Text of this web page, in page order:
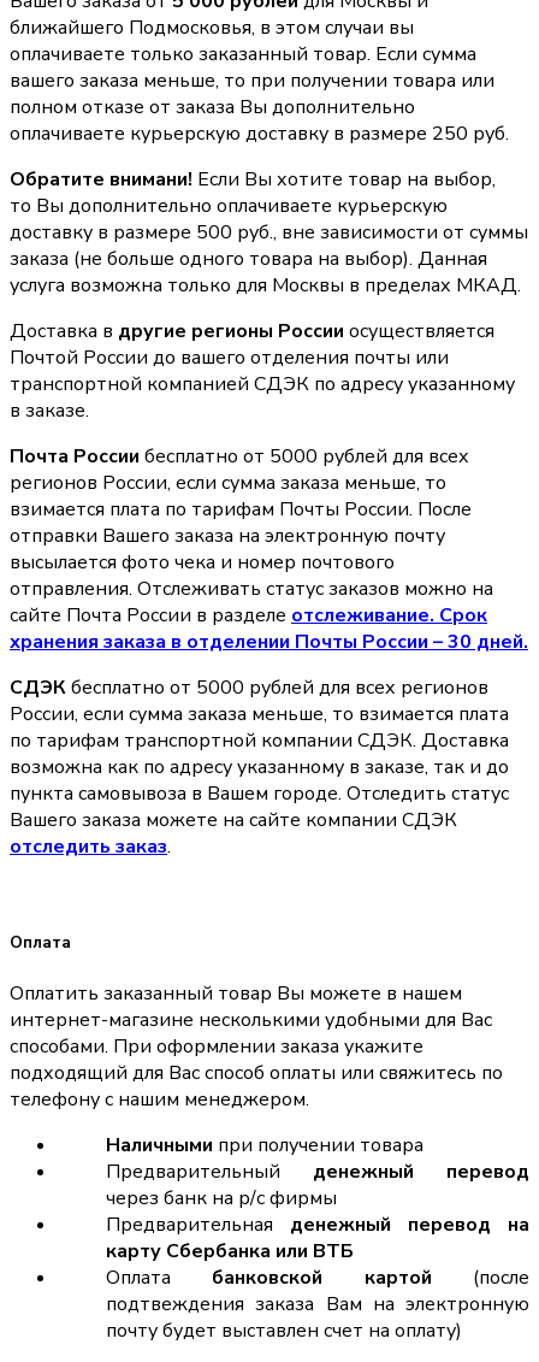
ближайшего Подмосковья, в этом случаи вы
оплачиваете только заказанный товар. Если сумма
вашего заказа меньше, то при получении товара или
полном отказе от заказа Вы дополнительно
оплачиваете курьерскую доставку в размере 250 руб.
Обратите внимани! Если Вы хотите товар на выбор,
то Вы дополнительно оплачиваете курьерскую
доставку в размере 500 руб., вне зависимости от суммы
заказа (не больше одного товара на выбор). Данная
услуга возможна только для Москвы в пределах МКАД.
Доставка в другие регионы России осуществляется
Почтой России до вашего отделения почты или
транспортной компанией СДЭК по адресу указанному
в заказе.
Почта России бесплатно от 5000 рублей для всех
регионов России, если сумма заказа меньше, то
взимается плата по тарифам Почты России. После
отправки Вашего заказа на электронную почту
высылается фото чека и номер почтового
отправления. Отслеживать статус заказов можно на
сайте Почта России в разделе oтслеживание. Срок
хранения заказа в отделении Почты России – 30 дней.
СДЭКбесплатно от 5000 рублей для всех регионов
России, если сумма заказа меньше, то взимается плата
по тарифам транспортной компании СДЭК. Доставка
возможна как по адресу указанному в заказе, так и до
пункта самовывоза в Вашем городе. Отследить статус
Вашего заказа можете на сайте компании СДЭК
отследить заказ.
Оплата
Оплатить заказанный товар Вы можете в нашем
интернет-магазине несколькими удобными для Вас
способами. При оформлении заказа укажите
подходящий для Вас способ оплаты или свяжитесь по
телефону с нашим менеджером.
Наличными при получении товара
Предварительный денежный перевод
через банк на р/с фирмы
Предварительная денежный перевод на
карту Сбербанка или ВТБ
Оплата банковской картой (после
подтвеждения заказа Вам на электронную
почту будет выставлен счет на оплату)